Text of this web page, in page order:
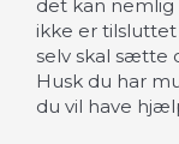
det kan
ikke er
selv skal sætte
Husk du har
du vil have